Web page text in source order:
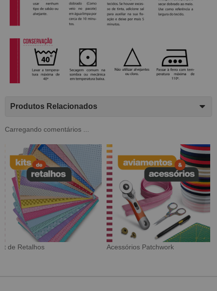
Produtos Relacionados
Carregando comentários ...
Tecido Digital Sarja Impermeável